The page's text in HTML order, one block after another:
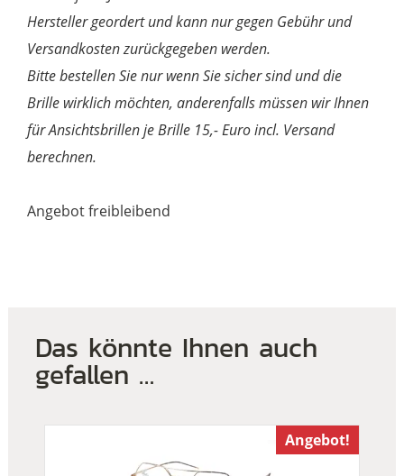
Hersteller geordert und kann nur gegen Gebühr und
Versandkosten zurückgegeben werden.
Bitte bestellen Sie nur wenn Sie sicher sind und die
Brille wirklich möchten, anderenfalls müssen wir Ihnen
für Ansichtsbrillen je Brille 15,- Euro incl. Versand
berechnen.
Angebot freibleibend
Das könnte Ihnen auch
gefallen …
Angebot!